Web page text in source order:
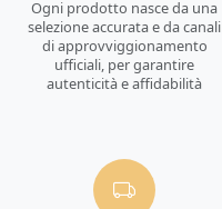
Ogni prodotto nasce da una
selezione accurata e da canali
di approvviggionamento
ufficiali, per garantire
autenticità e affidabilità